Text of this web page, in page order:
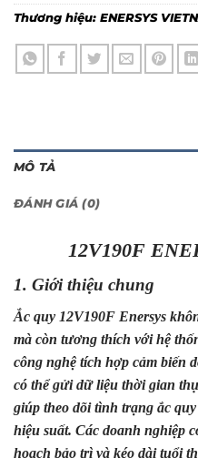
Thương hiệu: ENERSYS
MÔ TẢ
ĐÁNH GIÁ (0)
12V190F
1. Giới thiệu chung
Ắc quy 12V190F Enersys
mà còn tương thích với hệ
công nghệ tích hợp cảm biến
có thể gửi dữ liệu thời gian
giúp theo dõi tình trạng ắc
hiệu suất. Các doanh nghiệp
hoạch bảo trì và kéo dài tuổi